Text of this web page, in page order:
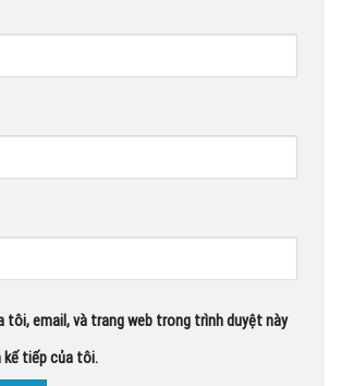
tôi, email, và trang web trong trình duyệt này
kế tiếp của tôi.